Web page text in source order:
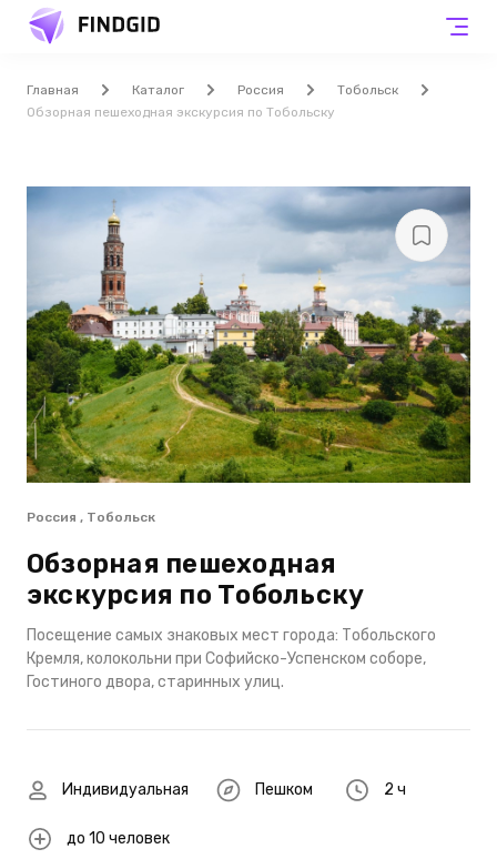
Главная Каталог Россия
Тобольск
Обзорная пешеходная экскурсия по Тобольску
Россия , Тобольск
Обзорная пешеходная
экскурсия по Тобольску
Посещение самых знаковых мест города: Тобольского
Кремля, колокольни при Софийско-Успенском соборе,
Гостиного двора, старинных улиц.
Индивидуальная Пешком 2 ч
до 10 человек